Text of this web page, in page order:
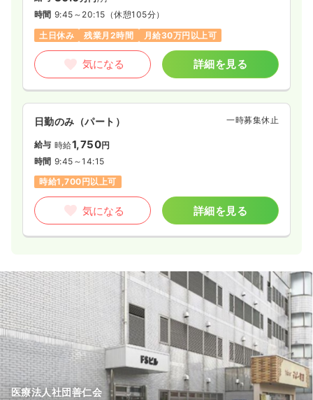
時間 9:45～20:15 （休憩105分）
土日休み
残業月2時間 月給30万円以上可
気になる 詳細を見る
日勤のみ（パート） 一時募集休止
給与 時給1,750円
時間 9:45～14:15
時給1,700円以上可
気になる 詳細を見る
医療法人社団善仁会